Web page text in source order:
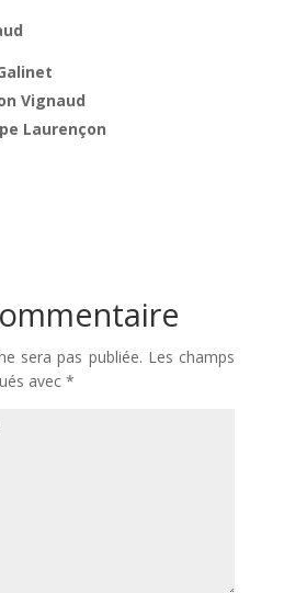
Vignaud
Laurençon
sera pas publiée. Les champs
avec *